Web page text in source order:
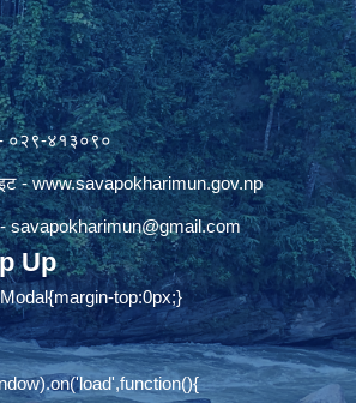
०२९-४१३०९०
-www.savapokharimun.gov.np
-savapokharimun@gmail.com
Up
top:0px;}